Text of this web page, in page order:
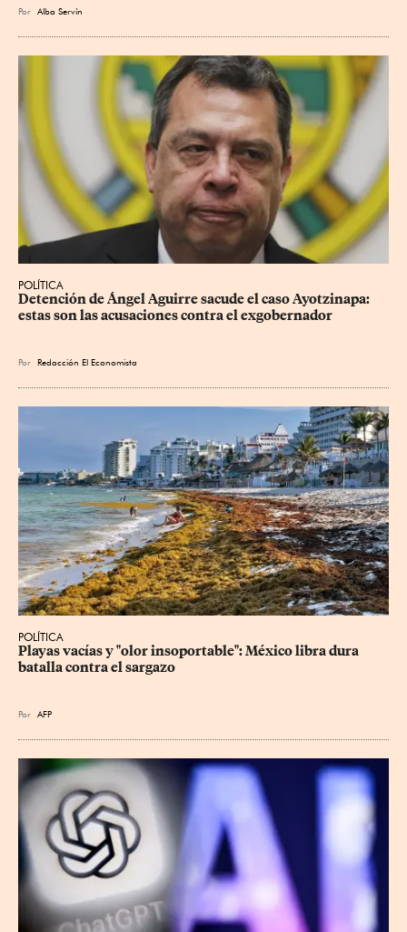
Por Alba Servín
POLÍTICA
Detención de Ángel Aguirre sacude el caso Ayotzinapa:
estas son las acusaciones contra el exgobernador
Por Redacción El Economista
POLÍTICA
Playas vacías y "olor insoportable": México libra dura
batalla contra el sargazo
Por AFP